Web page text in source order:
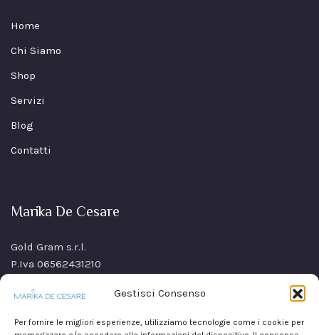
Gestisci Consenso
Per fornire le migliori esperienze, utilizziamo tecnologie come i cookie per
Home
Chi Siamo
Shop
Servizi
Blog
Contatti
Marika De Cesare
Gold Gram s.r.l.
P.Iva 06562431210
80021 Afragola(NA)